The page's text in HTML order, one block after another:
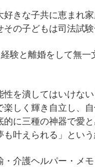
きな子共に恵まれ
の子どもは司法試験
験と離婚をして無
を潰してはいけない
しく輝き自立し、
に三種の神器で愛
叶えられる」という
介護ヘルパー・メ